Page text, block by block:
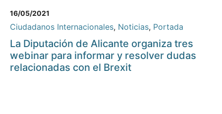
16/05/2021
Ciudadanos Internacionales, Noticias, Portada
La Diputación de Alicante organiza tres
webinar para informar y resolver dudas
relacionadas con el Brexit